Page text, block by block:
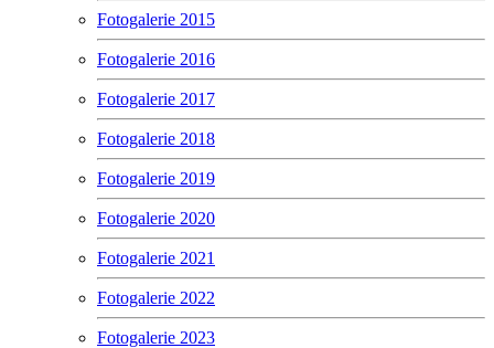
Fotogalerie 2015
Fotogalerie 2016
Fotogalerie 2017
Fotogalerie 2018
Fotogalerie 2019
Fotogalerie 2020
Fotogalerie 2021
Fotogalerie 2022
Fotogalerie 2023